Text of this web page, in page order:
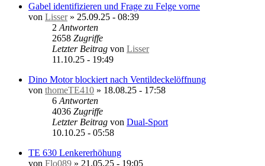
Gabel identifizieren und Frage zu Felge vorne
von Lisser» 25.09.25 - 08:39
2 Antworten
2658 Zugriffe
Letzter Beitrag von Lisser
11.10.25 - 19:49
Dino Motor blockiert nach Ventildeckelöffnung
von thomeTE410 » 18.08.25 - 17:58
6 Antworten
4036 Zugriffe
Letzter Beitrag von Dual-Sport
10.10.25 - 05:58
TE 630 Lenkererhöhung
von Flo089 » 21.05.25 - 19:05